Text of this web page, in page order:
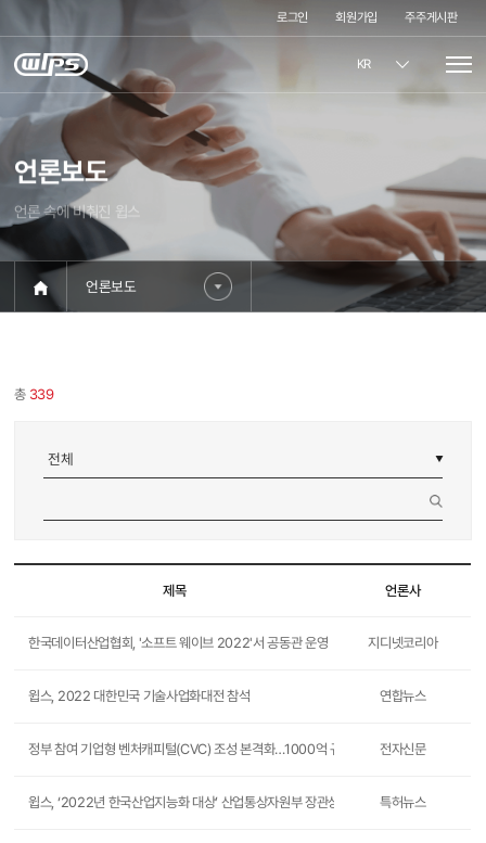
로그인 회원가입 주주게시판
KR
언론보도
언론 속에 비춰진 윕스
언론보도
총 339
제목 언론사
한국데이터산업협회, '소프트 웨이브 2022'서 공동관 운영 지디넷코리아
윕스, 2022 대한민국 기술사업화대전 참석 연합뉴스
정부 참여 기업형 벤처캐피털(CVC) 조성 본격화…1000억 규모 2개 펀드와 협약
전자신문
윕스, ‘2022년 한국산업지능화 대상’ 산업통상자원부 장관상 수상 특허뉴스